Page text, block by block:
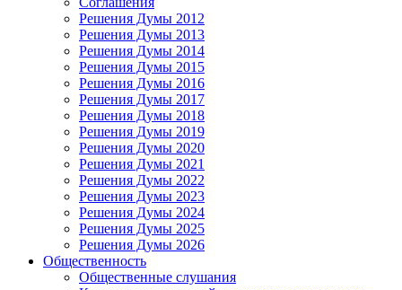
Решения Думы 2012
Решения Думы 2013
Решения Думы 2014
Решения Думы 2015
Решения Думы 2016
Решения Думы 2017
Решения Думы 2018
Решения Думы 2019
Решения Думы 2020
Решения Думы 2021
Решения Думы 2022
Решения Думы 2023
Решения Думы 2024
Решения Думы 2025
Решения Думы 2026
Общественность
Общественные слушания